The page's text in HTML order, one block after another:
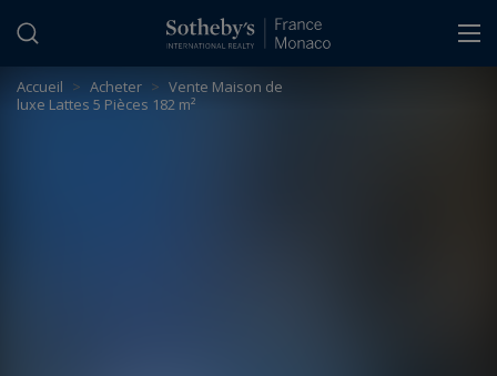
Accueil > Acheter > Vente Maison de
luxe Lattes 5 Pièces 182 m²